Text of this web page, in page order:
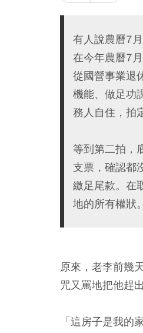
有人說農曆7
在今年農曆7
從國營事業退
機能、做足功
務人自住，拍
等到第二拍，
支票，確認都
繳足尾款。在
地的所有權狀
原來，老李前幾
咒又罵地把他趕
「這房子是我的